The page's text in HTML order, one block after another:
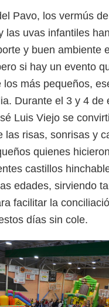
Pavo, los vermús
las uvas infantiles
y buen ambiente
si hay un evento
los más pequeños,
Durante el 3 y 4 de
Luis Viejo se
las risas, sonrisas y
quienes
castillos
edades, sirviendo
facilitar la
días sin cole.